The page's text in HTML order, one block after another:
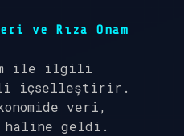
ve Rıza Onam
ile ilgili
içselleştirir.
veri,
haline geldi.